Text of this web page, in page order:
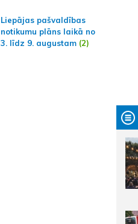
Liepājas pašvaldības
notikumu plāns laikā no
3. līdz 9. augustam (2)